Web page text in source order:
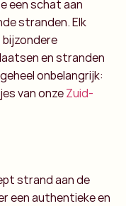
een schat aan
stranden. Elk
bijzondere
en stranden
onbelangrijk:
van onzeZuid-
strand aan de
een authentieke en